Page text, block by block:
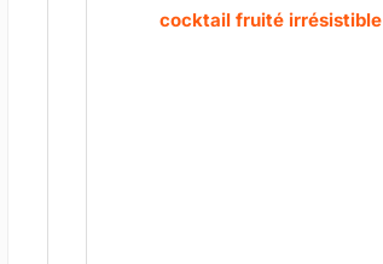
cocktail fruité irrésistible